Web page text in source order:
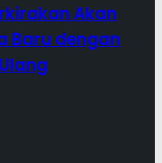
Akan
Baru dengan